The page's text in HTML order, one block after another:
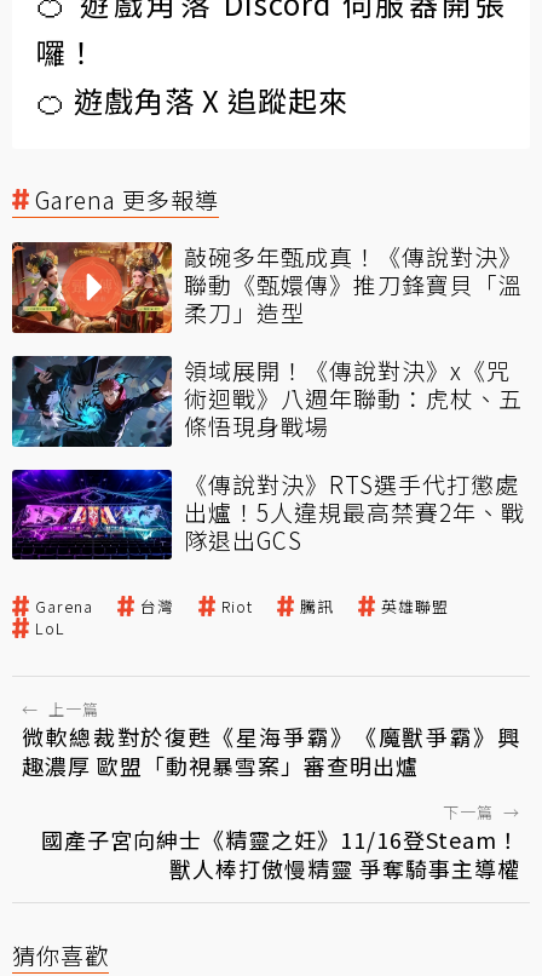
囉！
🍊 遊戲角落 X 追蹤起來
Garena 更多報導
敲碗多年甄成真！《傳說對決》
聯動《甄嬛傳》推刀鋒寶貝「溫
柔刀」造型
領域展開！《傳說對決》x《咒
術迴戰》八週年聯動：虎杖、五
條悟現身戰場
《傳說對決》RTS選手代打懲處
出爐！5人違規最高禁賽2年、戰
隊退出GCS
Garena 台灣 Riot 騰訊
英雄聯盟
LoL
← 上一篇
微軟總裁對於復甦《星海爭霸》《魔獸爭霸》興
趣濃厚 歐盟「動視暴雪案」審查明出爐
下一篇 →
國產子宮向紳士《精靈之妊》11/16登Steam！
獸人棒打傲慢精靈 爭奪騎事主導權
猜你喜歡